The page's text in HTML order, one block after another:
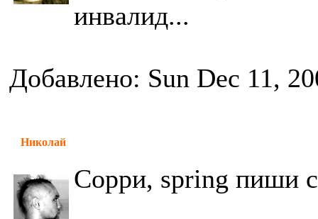
инвалид...
Добавлено: Sun Dec 11,
Николай
Сорри, spring пиши